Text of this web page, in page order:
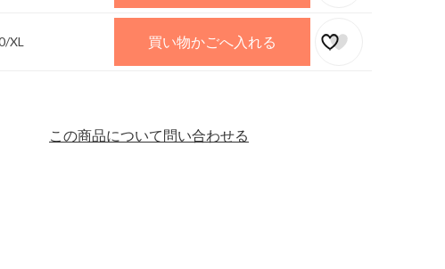
XL 買い物かごへ入れる
この商品について問い合わせる